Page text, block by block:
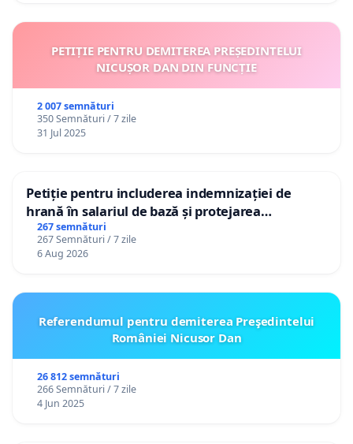
PETIȚIE PENTRU DEMITEREA PREȘEDINTELUI
NICUȘOR DAN DIN FUNCȚIE
2 007 semnături
350 Semnături / 7 zile
31 Jul 2025
Petiție pentru includerea indemnizației de
hrană în salariul de bază și protejarea
gradațiilor de vechime pentru asistenții
personali
267 semnături
267 Semnături / 7 zile
6 Aug 2026
Referendumul pentru demiterea Preşedintelui
României Nicusor Dan
26 812 semnături
266 Semnături / 7 zile
4 Jun 2025